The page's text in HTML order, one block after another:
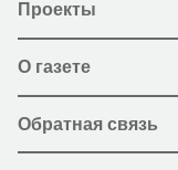
Проекты
О газете
Обратная связь